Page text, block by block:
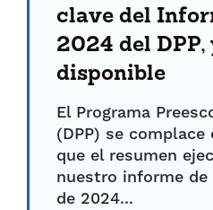
clave del
2024 del DPP,
disponible
El Programa
(DPP) se
que el resumen
nuestro informe
de 2024...